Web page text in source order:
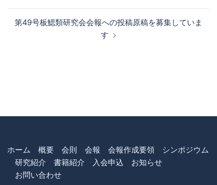
第49号板鰓類研究会会報への投稿原稿を募集していま
す
ホーム 概要 会則 会報 会報作成要領
シンポジウム
研究紹介
書籍紹介 入会申込
お知らせ
お問い合わせ